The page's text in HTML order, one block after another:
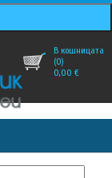
В кошницата
(0)
0,00 €